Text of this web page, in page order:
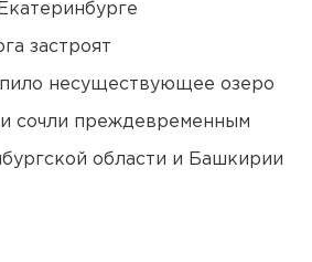
застроят
несуществующее озеро
сочли преждевременным
области и Башкирии